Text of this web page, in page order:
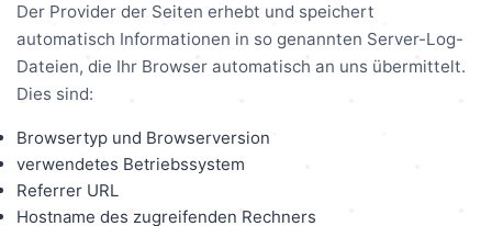
Der Provider der Seiten erhebt und speichert
automatisch Informationen in so genannten Server-Log-
Dateien, die Ihr Browser automatisch an uns übermittelt.
Dies sind:
Browsertyp und Browserversion
verwendetes Betriebssystem
Referrer URL
Hostname des zugreifenden Rechners